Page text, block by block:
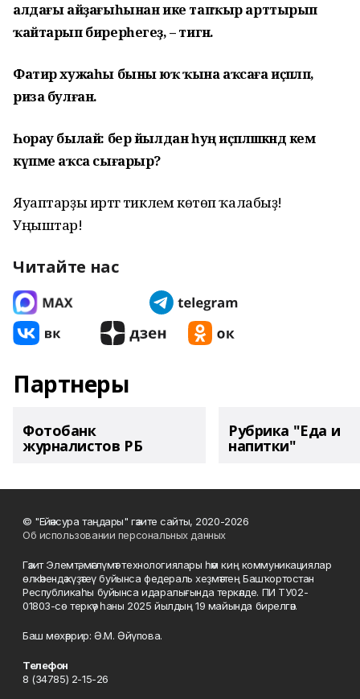
алдағы айҙағыһынан ике тапҡыр арттырып
ҡайтарып бирерһегеҙ, – тигән.
Фатир хужаһы быны юҡ ҡына аҡсаға иҫәпләп,
риза булған.
Һорау былай: бер йылдан һуң иҫәпләшкәндә кем
күпме аҡса сығарыр?
Яуаптарҙы иртәгә тиклем көтөп ҡалабыҙ!
Уңыштар!
Читайте нас
Партнеры
Фотобанк
журналистов РБ
Рубрика "Еда и
напитки"
© "Ейәнсура таңдары" гәзите сайты, 2020-2026
Об использовании персональных данных
Гәзит Элемтә, мәғлүмәт технологиялары һәм киң коммуникациялар
өлкәһендә күҙәтеү буйынса федераль хеҙмәттең Башҡортостан
Республикаһы буйынса идаралығында теркәлде. ПИ ТУ02-
01803-сө теркәү һаны 2025 йылдың 19 майында бирелгән.
Баш мөхәррир: Ә.М. Әйүпова.
Телефон
8 (34785) 2-15-26